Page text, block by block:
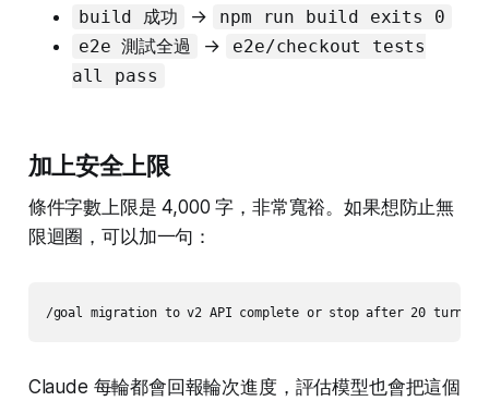
build 成功
→
npm run build exits 0
e2e 測試全過
→
e2e/checkout tests
all pass
加上安全上限
條件字數上限是 4,000 字，非常寬裕。如果想防止無
限迴圈，可以加一句：
Claude 每輪都會回報輪次進度，評估模型也會把這個